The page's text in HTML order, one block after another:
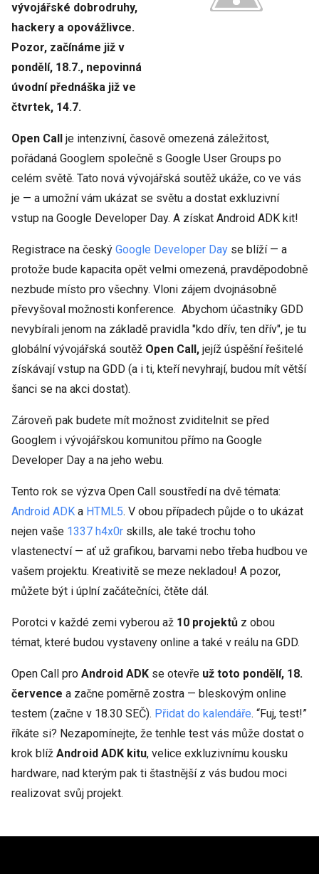
vývojářské dobrodruhy,
hackery a opovážlivce.
Pozor, začínáme již v
pondělí, 18.7., nepovinná
úvodní přednáška již ve
čtvrtek, 14.7.
Open Call je intenzivní, časově omezená záležitost,
pořádaná Googlem společně s Google User Groups po
celém světě. Tato nová vývojářská soutěž ukáže, co ve vás
je — a umožní vám ukázat se světu a dostat exkluzivní
vstup na Google Developer Day. A získat Android ADK kit!
Registrace na český Google Developer Day se blíží — a
protože bude kapacita opět velmi omezená, pravděpodobně
nezbude místo pro všechny. Vloni zájem dvojnásobně
převyšoval možnosti konference. Abychom účastníky GDD
nevybírali jenom na základě pravidla "kdo dřív, ten dřív", je tu
globální vývojářská soutěž Open Call, jejíž úspěšní řešitelé
získávají vstup na GDD (a i ti, kteří nevyhrají, budou mít větší
šanci se na akci dostat).
Zároveň pak budete mít možnost zviditelnit se před
Googlem i vývojářskou komunitou přímo na Google
Developer Day a na jeho webu.
Tento rok se výzva Open Call soustředí na dvě témata:
Android ADK a HTML5. V obou případech půjde o to ukázat
nejen vaše 1337 h4x0r skills, ale také trochu toho
vlastenectví — ať už grafikou, barvami nebo třeba hudbou ve
vašem projektu. Kreativitě se meze nekladou! A pozor,
můžete být i úplní začátečníci, čtěte dál.
Porotci v každé zemi vyberou až 10 projektů z obou
témat, které budou vystaveny online a také v reálu na GDD.
Open Call pro Android ADK se otevře už toto pondělí, 18.
července a začne poměrně zostra — bleskovým online
testem (začne v 18.30 SEČ). Přidat do kalendáře. “Fuj, test!”
říkáte si? Nezapomínejte, že tenhle test vás může dostat o
krok blíž Android ADK kitu, velice exkluzivnímu kousku
hardware, nad kterým pak ti štastnější z vás budou moci
realizovat svůj projekt.